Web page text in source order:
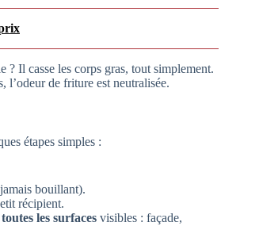
Il casse les corps gras, tout simplement.
l’odeur de friture est neutralisée.
étapes simples :
bouillant).
récipient.
les surfaces visibles : façade,